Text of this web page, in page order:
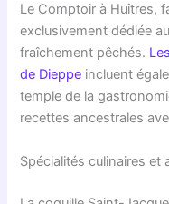
Le Comptoir à Huîtres,
exclusivement dédiée
fraîchement pêchés.
de Dieppe incluent
temple de la
recettes ancestrales
Spécialités culinaires et